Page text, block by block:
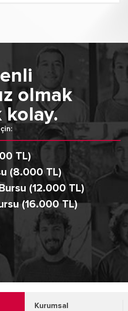
olmak
kolay.
TL)
(8.000 TL)
(12.000 TL)
(16.000 TL)
Kurumsal